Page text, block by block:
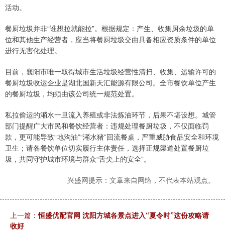
活动。
餐厨垃圾并非“谁想拉就能拉”。根据规定：产生、收集厨余垃圾的单
位和其他生产经营者，应当将餐厨垃圾交由具备相应资质条件的单位
进行无害化处理。
目前，襄阳市唯一取得城市生活垃圾经营性清扫、收集、运输许可的
餐厨垃圾收运企业是湖北国新天汇能源有限公司。全市餐饮单位产生
的餐厨垃圾，均须由该公司统一规范处置。
私拉偷运的潲水一旦流入养殖或非法炼油环节，后果不堪设想。城管
部门提醒广大市民和餐饮经营者：违规处理餐厨垃圾，不仅面临罚
款，更可能导致“地沟油”“潲水猪”回流餐桌，严重威胁食品安全和环境
卫生；请各餐饮单位切实履行主体责任，选择正规渠道处置餐厨垃
圾，共同守护城市环境与群众“舌尖上的安全”。
兴盛网提示：文章来自网络，不代表本站观点。
上一篇：恒盛优配官网 沈阳方城各景点进入“夏令时”这份攻略请
收好